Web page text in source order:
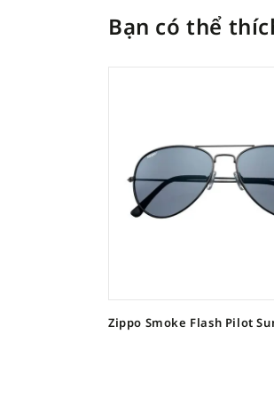
Bạn có thể
Zippo Smoke Flash Pilot